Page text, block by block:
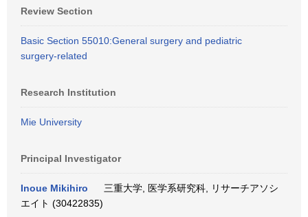
Review Section
Basic Section 55010:General surgery and pediatric
surgery-related
Research Institution
Mie University
Principal Investigator
Inoue Mikihiro
三重大学, 医学系研究科, リサーチアソシ
エイト (30422835)